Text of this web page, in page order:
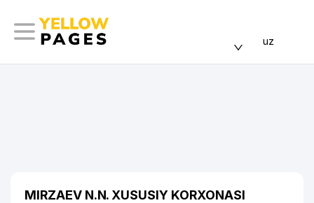
uz
MIRZAEV N.N. XUSUSIY KORXONASI